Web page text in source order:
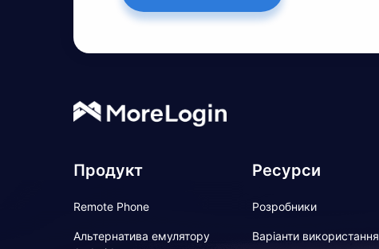
Продукт
Remote Phone
Альтернатива емулятору
Ресурси
Розробники
Варіанти використання